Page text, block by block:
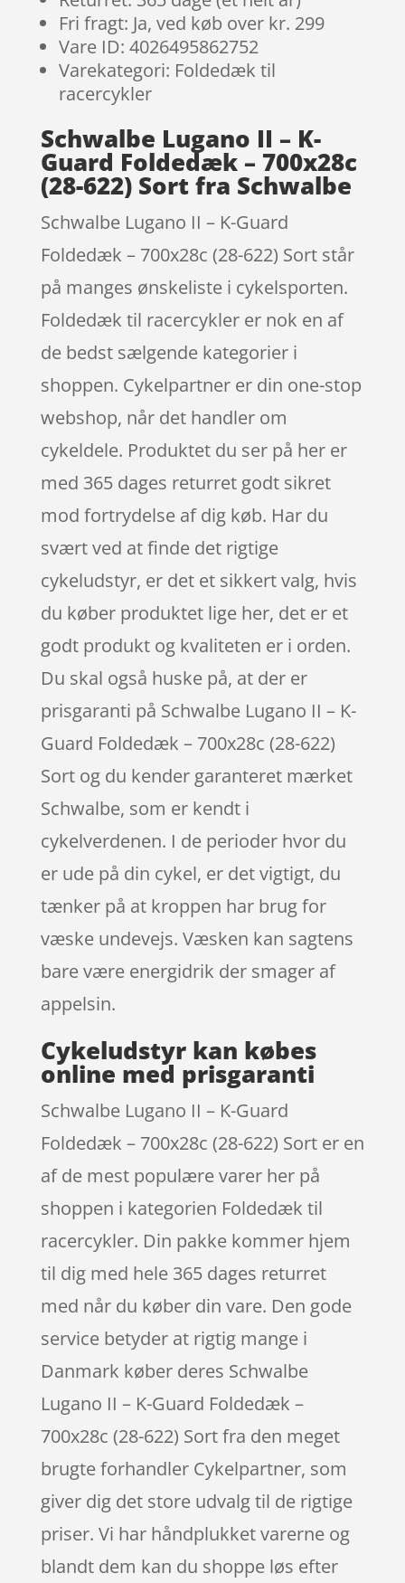
Fri fragt: Ja, ved køb over kr. 299
Vare ID: 4026495862752
Varekategori: Foldedæk til
racercykler
Schwalbe Lugano II – K-
Guard Foldedæk – 700x28c
(28-622) Sort fra Schwalbe
Schwalbe Lugano II – K-Guard
Foldedæk – 700x28c (28-622) Sort står
på manges ønskeliste i cykelsporten.
Foldedæk til racercykler er nok en af
de bedst sælgende kategorier i
shoppen. Cykelpartner er din one-stop
webshop, når det handler om
cykeldele. Produktet du ser på her er
med 365 dages returret godt sikret
mod fortrydelse af dig køb. Har du
svært ved at finde det rigtige
cykeludstyr, er det et sikkert valg, hvis
du køber produktet lige her, det er et
godt produkt og kvaliteten er i orden.
Du skal også huske på, at der er
prisgaranti på Schwalbe Lugano II – K-
Guard Foldedæk – 700x28c (28-622)
Sort og du kender garanteret mærket
Schwalbe, som er kendt i
cykelverdenen. I de perioder hvor du
er ude på din cykel, er det vigtigt, du
tænker på at kroppen har brug for
væske undevejs. Væsken kan sagtens
bare være energidrik der smager af
appelsin.
Cykeludstyr kan købes
online med prisgaranti
Schwalbe Lugano II – K-Guard
Foldedæk – 700x28c (28-622) Sort er en
af de mest populære varer her på
shoppen i kategorien Foldedæk til
racercykler. Din pakke kommer hjem
til dig med hele 365 dages returret
med når du køber din vare. Den gode
service betyder at rigtig mange i
Danmark køber deres Schwalbe
Lugano II – K-Guard Foldedæk –
700x28c (28-622) Sort fra den meget
brugte forhandler Cykelpartner, som
giver dig det store udvalg til de rigtige
priser. Vi har håndplukket varerne og
blandt dem kan du shoppe løs efter